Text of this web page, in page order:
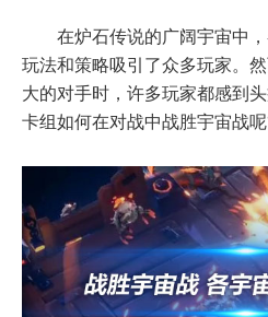
在炉石传说的广阔宇宙中
玩法和策略吸引了众多玩家。
大的对手时，许多玩家都感到
卡组如何在对战中战胜宇宙战